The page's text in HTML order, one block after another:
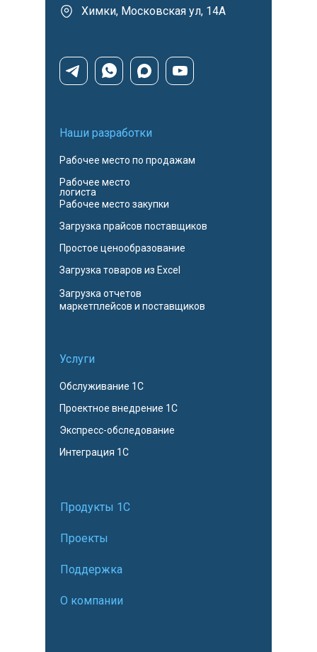
Наши разработки
Рабочее место по продажам
Рабочее место
логиста
Рабочее место закупки
Загрузка прайсов поставщиков
Простое ценообразование
Загрузка товаров из Excel
Загрузка отчетов
маркетплейсов и поставщиков
Услуги
Обслуживание 1С
Проектное внедрение 1С
Экспресс-обследование
Интеграция 1С
Продукты 1С
Проекты
Поддержка
О компании
Химки, Московская ул, 14А